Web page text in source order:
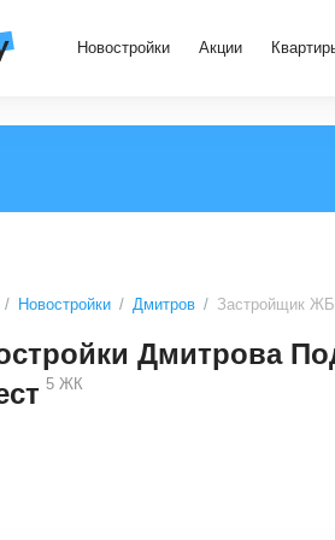
Новостройки Акции
Новостройки Дмитров Застройщик
Дмитрова
5 ЖК